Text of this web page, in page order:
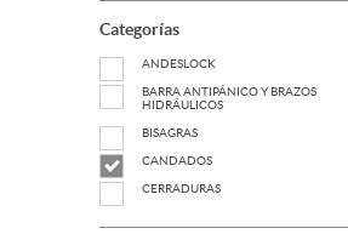
Categorías
ANDESLOCK
BARRA ANTIPÁNICO Y BRAZOS
HIDRÁULICOS
BISAGRAS
CANDADOS
CERRADURAS